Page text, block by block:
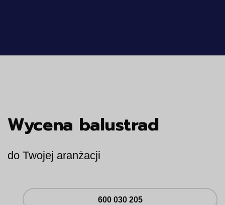
Wycena balustrad
do Twojej aranżacji
600 030 205